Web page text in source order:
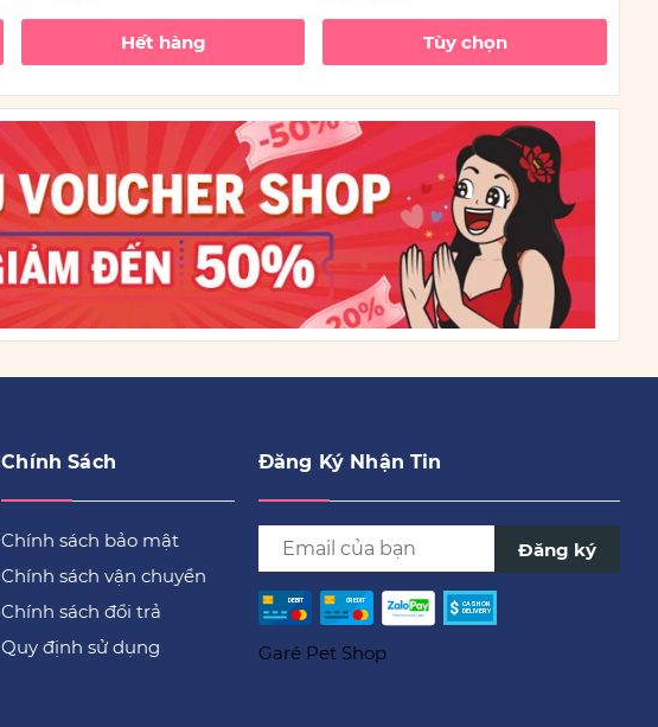
Hết hàng Tùy chọn
Chính Sách
Chính sách bảo mật
Chính sách vận chuyển
Chính sách đổi trả
Quy định sử dụng
Đăng Ký Nhận Tin
Đăng ký
Garé Pet Shop